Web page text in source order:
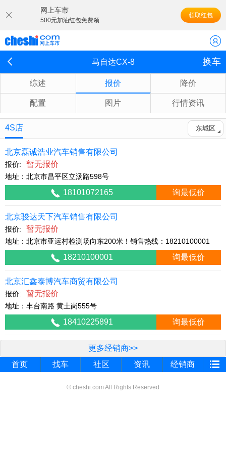
网上车市
500元加油红包免费领
领取红包
马自达CX-8 换车
综述 报价 降价
配置 图片 行情资讯
4S店 东城区
北京磊诚浩业汽车销售有限公司
报价: 暂无报价
地址：北京市昌平区立汤路598号
18101072165 询最低价
北京骏达天下汽车销售有限公司
报价: 暂无报价
地址：北京市亚运村检测场向东200米！销售热线：18210100001
18210100001 询最低价
北京汇鑫泰博汽车商贸有限公司
报价: 暂无报价
地址：丰台南路 黄土岗555号
18410225891 询最低价
更多经销商>>
首页
找车 社区 资讯 经销商
© cheshi.com All Rights Reserved